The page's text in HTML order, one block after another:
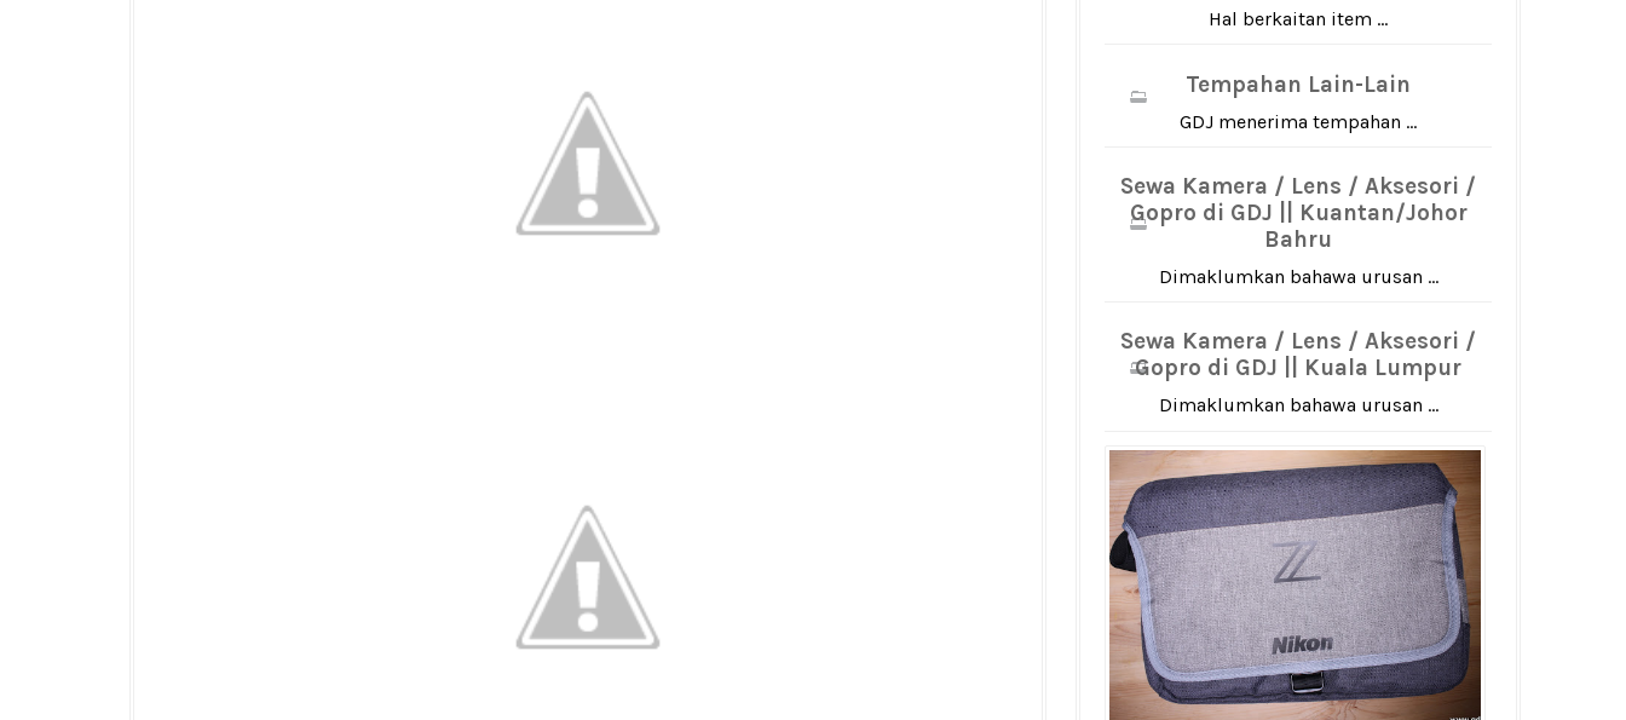
Hal berkaitan item ...
Tempahan Lain-Lain
GDJ menerima tempahan ...
Sewa Kamera / Lens / Aksesori /
Gopro di GDJ || Kuantan/Johor
Bahru
Dimaklumkan bahawa urusan ...
Sewa Kamera / Lens / Aksesori /
Gopro di GDJ || Kuala Lumpur
Dimaklumkan bahawa urusan ...